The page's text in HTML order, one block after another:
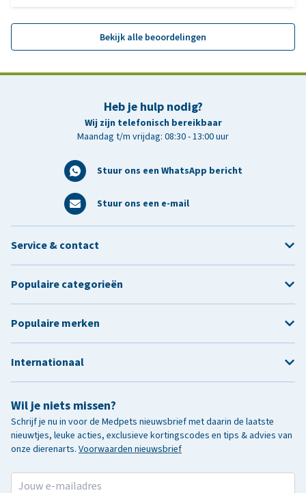
Bekijk alle beoordelingen
Heb je hulp nodig?
Wij zijn telefonisch bereikbaar
Maandag t/m vrijdag: 08:30 - 13:00 uur
Stuur ons een WhatsApp bericht
Stuur ons een e-mail
Wil je niets missen?
Schrijf je nu in voor de Medpets nieuwsbrief met daarin de laatste
nieuwtjes, leuke acties, exclusieve kortingscodes en tips & advies van
onze dierenarts. Voorwaarden nieuwsbrief
Service & contact
Populaire categorieën
Populaire merken
Internationaal